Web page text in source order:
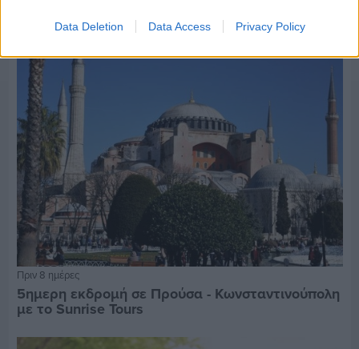
Data Deletion Data Access Privacy Policy
Πριν 8 ημέρες
5ημερη εκδρομή σε Προύσα - Κωνσταντινούπολη
με το Sunrise Tours